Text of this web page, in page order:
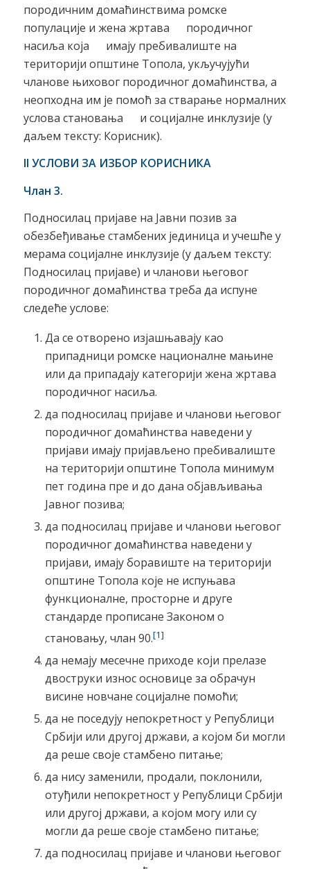
породичним домаћинствима ромске
популације и жена жртава породичног
насиља која имају пребивалиште на
територији општине Топола, укључујући
чланове њиховог породичног домаћинства, а
неопходна им је помоћ за стварање нормалних
услова становања и социјалне инклузије (у
даљем тексту: Корисник).
II УСЛОВИ ЗА ИЗБОР КОРИСНИКА
Члан 3.
Подносилац пријаве на Јавни позив за
обезбеђивање стамбених јединица и учешће у
мерама социјалне инклузије (у даљем тексту:
Подносилац пријаве) и чланови његовог
породичног домаћинства треба да испуне
следеће услове:
Да се отворено изјашњавају као
припадници ромске националне мањине
или да припадају категорији жена жртава
породичног насиља.
да подносилац пријаве и чланови његовог
породичног домаћинства наведени у
пријави имају пријављено пребивалиште
на територији општине Топола минимум
пет година пре и до дана објављивања
Јавног позива;
да подносилац пријаве и чланови његовог
породичног домаћинства наведени у
пријави, имају боравиште на територији
општине Топола које не испуњава
функционалне, просторне и друге
стандарде прописане Законом о
становању, члан 90.[1]
да немају месечне приходе који прелазе
двоструки износ основице за обрачун
висине новчане социјалне помоћи;
да не поседују непокретност у Републици
Србији или другој држави, а којом би могли
да реше своје стамбено питање;
да нису заменили, продали, поклонили,
отуђили непокретност у Републици Србији
или другој држави, а којом могу или су
могли да реше своје стамбено питање;
да подносилац пријаве и чланови његовог